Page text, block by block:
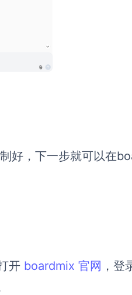
好，下一步就可以在
开 boardmix 官网 ，登